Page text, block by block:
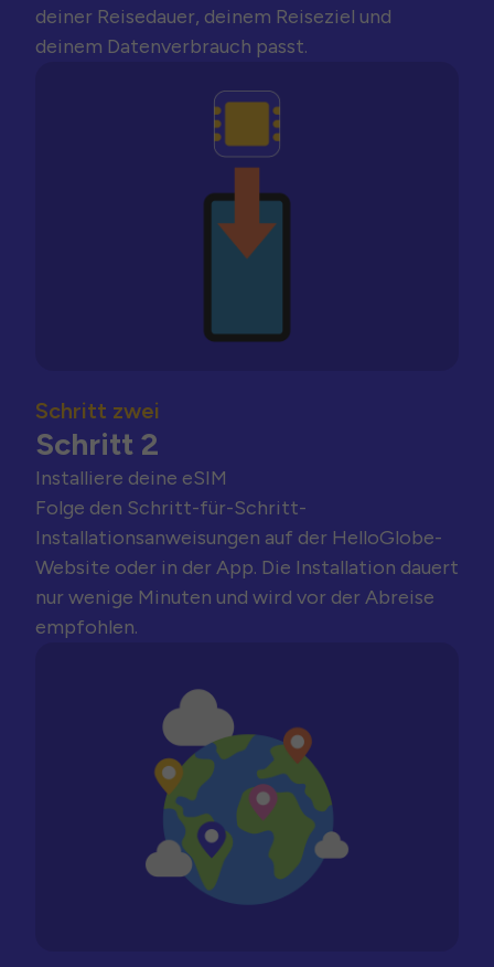
deiner Reisedauer, deinem Reiseziel und
deinem Datenverbrauch passt.
Schritt zwei
Schritt 2
Installiere deine eSIM
Folge den Schritt-für-Schritt-
Installationsanweisungen auf der HelloGlobe-
Website oder in der App. Die Installation dauert
nur wenige Minuten und wird vor der Abreise
empfohlen.